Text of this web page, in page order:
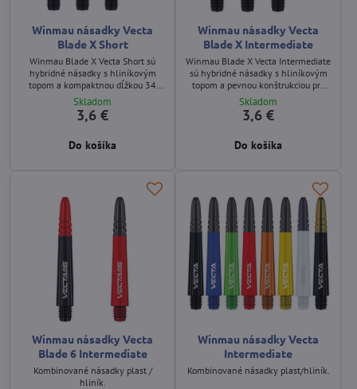
Winmau násadky Vecta
Blade X Short
Winmau Blade X Vecta Short sú
hybridné násadky s hliníkovým
topom a kompaktnou dĺžkou 34
mm pre rýchlejší a priamočiarejší
let šípky.
Skladom
3,6 €
Do košíka
Winmau násadky Vecta
Blade X Intermediate
Winmau Blade X Vecta Intermediate
sú hybridné násadky s hliníkovým
topom a pevnou konštrukciou pre
stabilný let a presné vedenie šípky.
Skladom
3,6 €
Do košíka
Winmau násadky Vecta
Blade 6 Intermediate
Kombinované násadky plast /
hliník.
Winmau násadky Vecta
Intermediate
Kombinované násadky plast/hliník.